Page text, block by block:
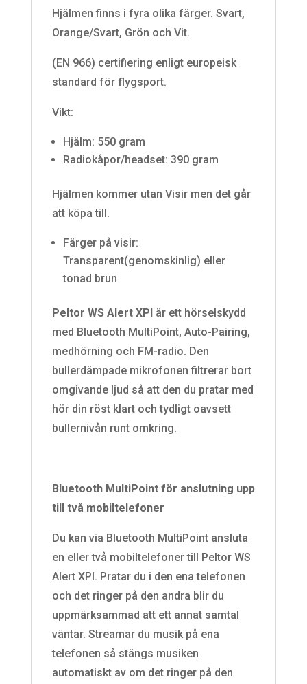
Hjälmen finns i fyra olika färger. Svart,
Orange/Svart, Grön och Vit.
(EN 966) certifiering enligt europeisk
standard för flygsport.
Vikt:
Hjälm: 550 gram
Radiokåpor/headset: 390 gram
Hjälmen kommer utan Visir men det går
att köpa till.
Färger på visir:
Transparent(genomskinlig) eller
tonad brun
Peltor WS Alert XPI är ett hörselskydd
med Bluetooth MultiPoint, Auto-Pairing,
medhörning och FM-radio. Den
bullerdämpade mikrofonen filtrerar bort
omgivande ljud så att den du pratar med
hör din röst klart och tydligt oavsett
bullernivån runt omkring.
Bluetooth MultiPoint för anslutning upp
till två mobiltelefoner
Du kan via Bluetooth MultiPoint ansluta
en eller två mobiltelefoner till Peltor WS
Alert XPI. Pratar du i den ena telefonen
och det ringer på den andra blir du
uppmärksammad att ett annat samtal
väntar. Streamar du musik på ena
telefonen så stängs musiken
automatiskt av om det ringer på den